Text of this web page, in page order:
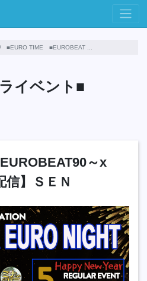
■EURO TIME ■EUROBEAT ...
イベント■
～x
】ＳＥＮ